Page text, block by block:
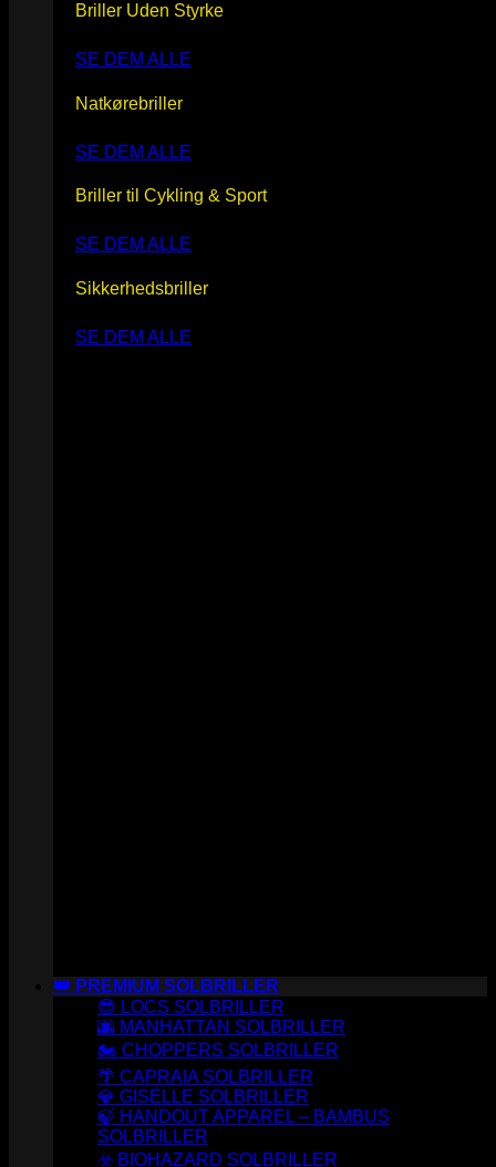
Briller Uden Styrke
SE DEM ALLE
Natkørebriller
SE DEM ALLE
Briller til Cykling & Sport
SE DEM ALLE
Sikkerhedsbriller
SE DEM ALLE
👑 PREMIUM SOLBRILLER
😎 LOCS SOLBRILLER
🌆 MANHATTAN SOLBRILLER
🏍️ CHOPPERS SOLBRILLER
🌴 CAPRAIA SOLBRILLER
💎 GISELLE SOLBRILLER
🍃 HANDOUT APPAREL – BAMBUS
SOLBRILLER
☣️ BIOHAZARD SOLBRILLER